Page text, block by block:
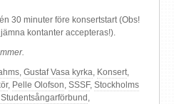
30 minuter före konsertstart (Obs!
kontanter accepteras!).
Gustaf Vasa kyrka Konsert
, Pelle Olofson SSSF, Stockholms